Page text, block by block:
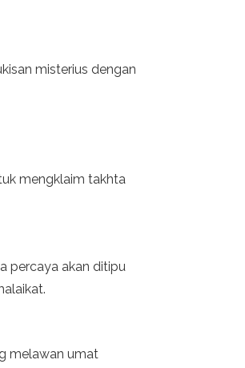
misterius dengan
mengklaim takhta
percaya akan ditipu
melawan umat